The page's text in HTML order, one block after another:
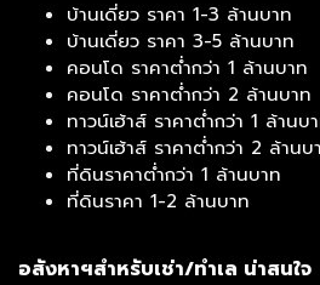
บ้านเดี่ยว ราคา 1-3 ล้านบาท
บ้านเดี่ยว ราคา 3-5 ล้านบาท
คอนโด ราคาต่ำกว่า 1 ล้านบาท
คอนโด ราคาต่ำกว่า 2 ล้านบาท
ทาวน์เฮ้าส์ ราคาต่ำกว่า 1 ล้านบ
ทาวน์เฮ้าส์ ราคาต่ำกว่า 2 ล้านบ
ที่ดินราคาต่ำกว่า 1 ล้านบาท
ที่ดินราคา 1-2 ล้านบาท
อสังหาฯสำหรับเช่า/ทำเล น่าสนใจ